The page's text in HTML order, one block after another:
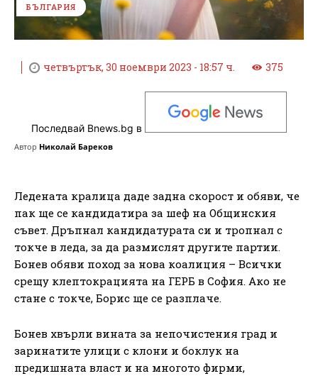
БЪЛГАРИЯ
четвъртък, 30 ноември 2023 - 18:57 ч. 375
Последвай Bnews.bg в
Автор Николай Бареков
Ледената кралица даде задна скорост и обяви, че
пак ще се кандидатира за шеф на Общинския
съвет. Дръпнал кандидатурата си и тропнал с
токче в леда, за да размислят другите партии.
Бонев обяви поход за нова коалиция – Всички
срещу клептокрацията на ГЕРБ в София. Ако не
стане с токче, Борис ще се разплаче.
Бонев хвърли вината за непочистения град и
заринатите улици с клони и боклук на
предишната власт и на многото фирми,